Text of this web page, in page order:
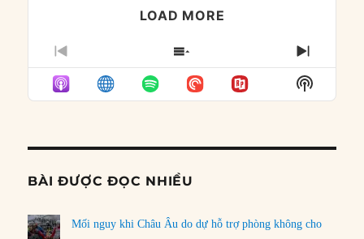
LOAD MORE
PREVIOUS
EPISODE
SHOW
EPISODES
LIST
NEXT
Show
Podcast
BÀI ĐƯỢC ĐỌC NHIỀU
Mối nguy khi Châu Âu do dự hỗ trợ phòng không cho